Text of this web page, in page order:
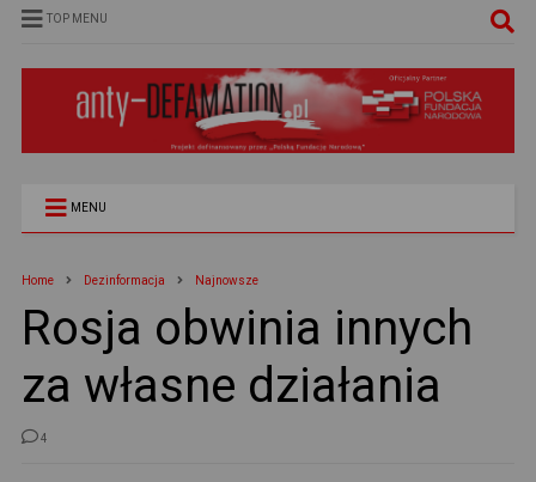
TOP MENU
MENU
Home Dezinformacja Najnowsze
Rosja obwinia innych
za własne działania
4